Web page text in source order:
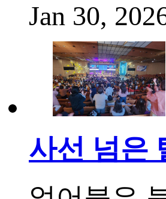
Jan 30,
사선 넘은